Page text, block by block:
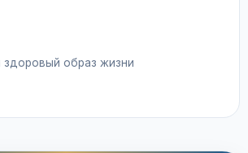
здоровый образ жизни